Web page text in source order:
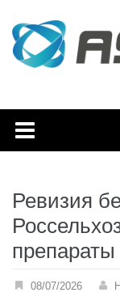
content
Ревизия
08/07/2026